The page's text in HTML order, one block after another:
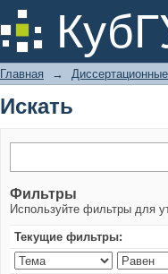
Искать
Главная →
Искать
Фильтры
Используйте фильтры для
Текущие фильтры: